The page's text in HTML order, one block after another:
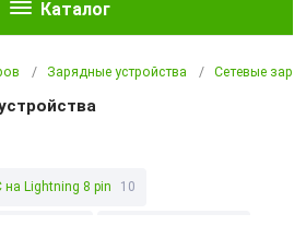
Каталог
Зарядные устройства Сетевые
на Lightning 8 pin 10